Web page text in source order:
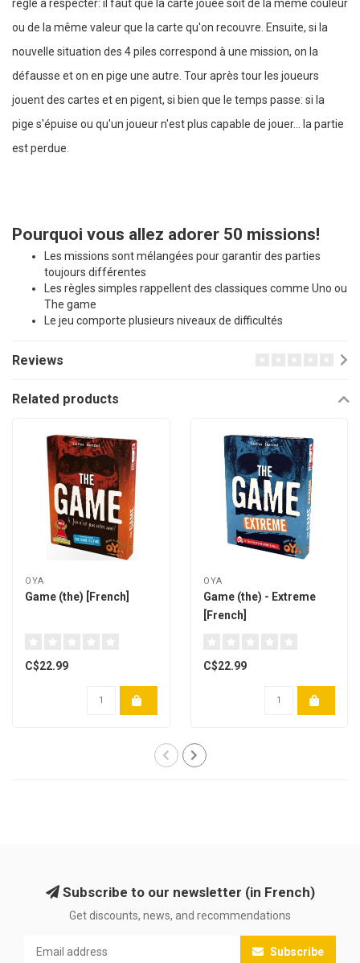
règle à respecter: il faut que la carte jouée soit de la même couleur
ou de la même valeur que la carte qu'on recouvre. Ensuite, si la
nouvelle situation des 4 piles correspond à une mission, on la
défausse et on en pige une autre. Tour après tour les joueurs
jouent des cartes et en pigent, si bien que le temps passe: si la
pige s'épuise ou qu'un joueur n'est plus capable de jouer... la partie
est perdue.
Pourquoi vous allez adorer 50 missions!
Les missions sont mélangées pour garantir des parties
toujours différentes
Les règles simples rappellent des classiques comme Uno ou
The game
Le jeu comporte plusieurs niveaux de difficultés
Reviews
Related products
OYA
Game (the) [French]
C$22.99
OYA
Game (the) - Extreme
[French]
C$22.99
Subscribe to our newsletter (in French)
Get discounts, news, and recommendations
Subscribe